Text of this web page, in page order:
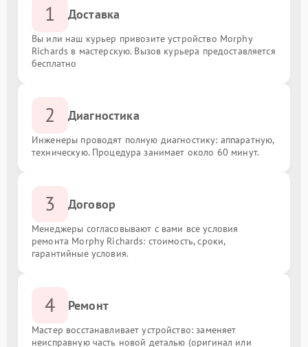
1 Доставка
Вы или наш курьер привозите устройство Morphy
Richards в мастерскую. Вызов курьера предоставляется
бесплатно
2 Диагностика
Инженеры проводят полную диагностику: аппаратную,
техническую. Процедура занимает около 60 минут.
3 Договор
Менеджеры согласовывают с вами все условия
ремонта Morphy Richards: стоимость, сроки,
гарантийные условия.
4 Ремонт
Мастер восстанавливает устройство: заменяет
неисправную часть новой деталью (оригинал или